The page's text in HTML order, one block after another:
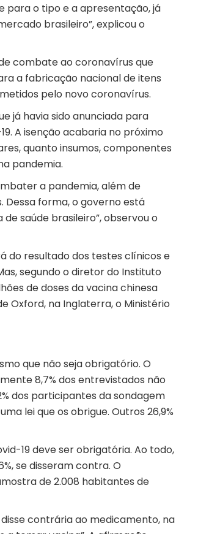
para o tipo e a apresentação, já
brasileiro”, explicou o
combate ao coronavírus que
a fabricação nacional de itens
pelo novo coronavírus.
já havia sido anunciada para
A isenção acabaria no próximo
quanto insumos, componentes
pandemia.
a pandemia, além de
Dessa forma, o governo está
saúde brasileiro”, observou o
do resultado dos testes clínicos e
segundo o diretor do Instituto
de doses da vacina chinesa
Oxford, na Inglaterra, o Ministério
que não seja obrigatório. O
8,7% dos entrevistados não
dos participantes da sondagem
lei que os obrigue. Outros 26,9%
19 deve ser obrigatória. Ao todo,
se disseram contra. O
de 2.008 habitantes de
contrária ao medicamento, na